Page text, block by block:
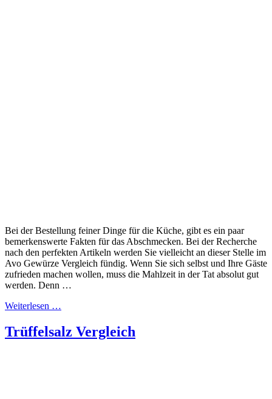
Bei der Bestellung feiner Dinge für die Küche, gibt es ein paar
bemerkenswerte Fakten für das Abschmecken. Bei der Recherche
nach den perfekten Artikeln werden Sie vielleicht an dieser Stelle im
Avo Gewürze Vergleich fündig. Wenn Sie sich selbst und Ihre Gäste
zufrieden machen wollen, muss die Mahlzeit in der Tat absolut gut
werden. Denn …
Weiterlesen …
Trüffelsalz Vergleich